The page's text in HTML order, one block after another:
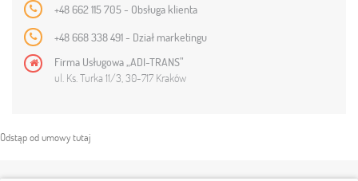
+48 662 115 705 - Obsługa klienta
+48 668 338 491 - Dział marketingu
Firma Usługowa „ADI-TRANS”
ul. Ks. Turka 11/3, 30-717 Kraków
Odstąp od umowy tutaj